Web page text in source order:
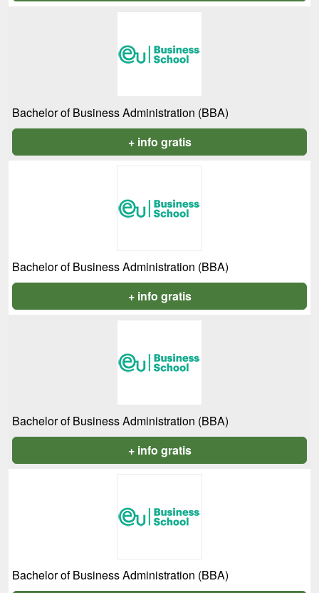
Bachelor of Business Administration (BBA)
+ info gratis
Bachelor of Business Administration (BBA)
+ info gratis
Bachelor of Business Administration (BBA)
+ info gratis
Bachelor of Business Administration (BBA)